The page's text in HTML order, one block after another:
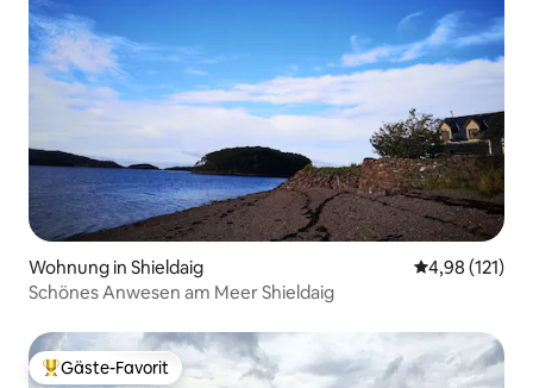
Wohnung in Shieldaig
4,98 (121)
Schönes Anwesen am Meer Shieldaig
Beliebter Gäste-Favorit.
Gäste-Favorit